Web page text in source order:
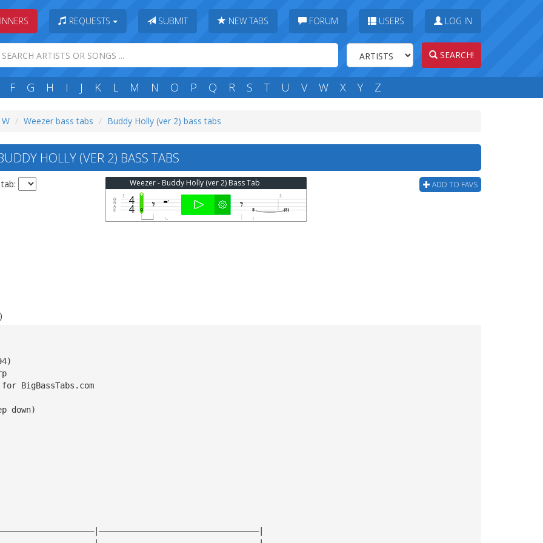
REQUESTS SUBMIT NEW TABS FORUM USERS LOG IN
SEARCH!
F G H I J K L M N O P Q R S T U V W X Y Z
Weezer bass tabs Buddy Holly (ver 2) bass tabs
HOLLY (VER 2) BASS TABS
ADD TO FAVS
Weezer - Buddy Holly (ver 2) Bass Tab
)
BigBassTabs.com
down)